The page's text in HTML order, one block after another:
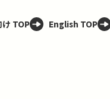
TOP English TOP